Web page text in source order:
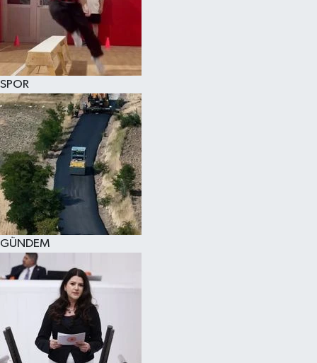
SPOR
GÜNDEM
KÜLTÜR SANAT
MAGAZİN
SAĞLIK
SİYASET
SPOR
TEKNOLOJİ
VİZYONDAKİLER
YAŞAM